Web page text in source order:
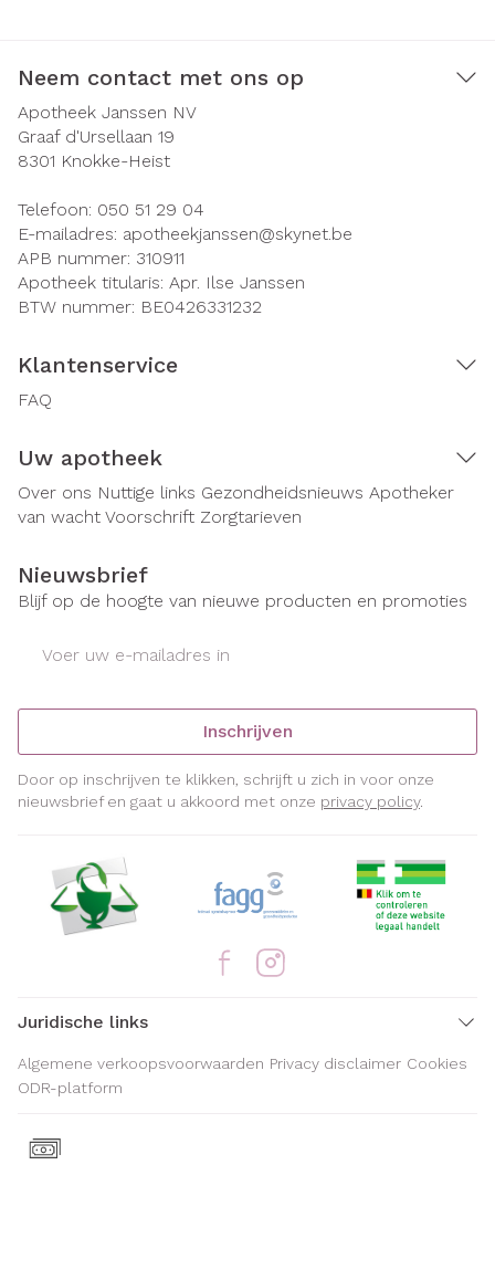
Neem contact met ons op
Apotheek Janssen NV
Graaf d'Ursellaan 19
8301 Knokke-Heist
Telefoon: 050 51 29 04
E-mailadres: apotheekjanssen@skynet.be
APB nummer: 310911
Apotheek titularis: Apr. Ilse Janssen
BTW nummer: BE0426331232
Klantenservice
FAQ
Uw apotheek
Over ons Nuttige links Gezondheidsnieuws Apotheker
van wacht Voorschrift Zorgtarieven
Nieuwsbrief
Blijf op de hoogte van nieuwe producten en promoties
Inschrijven
Door op inschrijven te klikken, schrijft u zich in voor onze
nieuwsbrief en gaat u akkoord met onze privacy policy.
Juridische links
Algemene verkoopsvoorwaarden Privacy disclaimer Cookies
ODR-platform